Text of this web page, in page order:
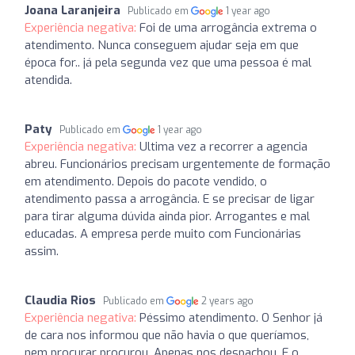
Joana Laranjeira Publicado em 1 year ago
Experiência negativa: Foi de uma arrogância extrema o
atendimento. Nunca conseguem ajudar seja em que
época for.. já pela segunda vez que uma pessoa é mal
atendida.
Paty Publicado em 1 year ago
Experiência negativa: Ultima vez a recorrer a agencia
abreu. Funcionários precisam urgentemente de formação
em atendimento. Depois do pacote vendido, o
atendimento passa a arrogância. E se precisar de ligar
para tirar alguma dúvida ainda pior. Arrogantes e mal
educadas. A empresa perde muito com Funcionárias
assim.
Claudia Rios Publicado em 2 years ago
Experiência negativa: Péssimo atendimento. O Senhor já
de cara nos informou que não havia o que queríamos,